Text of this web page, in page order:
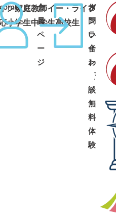
ン家庭教師イー・ライブ
小学生中学生高校生
会
員
ペ
ー
ジ
オ
ン
ラ
イ
ン
面
談
お
問
い
合
わ
せ
・
無
料
体
験
➜
コース